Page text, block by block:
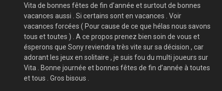
Vita de bonnes fêtes de fin d’année et surtout de bonnes
vacances aussi . Si certains sont en vacances . Voir
vacances forcées ( Pour cause de ce que hélas nous savons
tous et toutes ) . A ce propos prenez bien soin de vous et
ésperons que Sony reviendra très vite sur sa décision , car
adorant les jeux en solitaire , je suis fou du multi joueurs sur
Vita . Bonne journée et bonnes fêtes de fin d’année à toutes
et tous . Gros bisous .